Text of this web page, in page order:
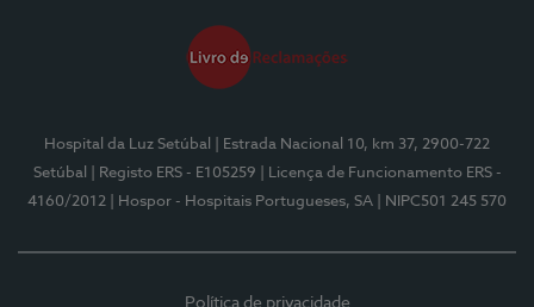
Hospital da Luz Setúbal
| Estrada Nacional 10, km 37, 2900-722
Setúbal
| Registo ERS - E105259
| Licença de Funcionamento ERS -
4160/2012
| Hospor - Hospitais Portugueses, SA | NIPC501 245 570
Política de privacidade